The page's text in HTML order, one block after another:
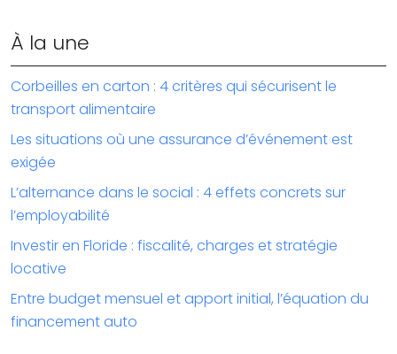
À la une
Corbeilles en carton : 4 critères qui sécurisent le
transport alimentaire
Les situations où une assurance d’événement est
exigée
L’alternance dans le social : 4 effets concrets sur
l’employabilité
Investir en Floride : fiscalité, charges et stratégie
locative
Entre budget mensuel et apport initial, l’équation du
financement auto